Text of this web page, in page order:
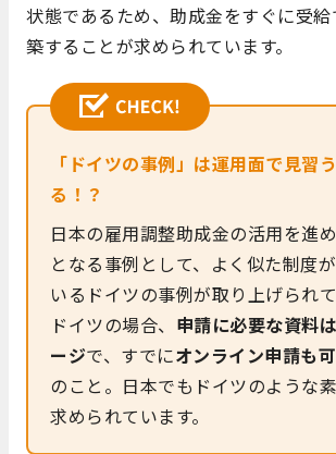
状態であるため、助成金をすぐに受
築することが求められています。
「ドイツの事例」は運用面で見習
る！？
日本の雇用調整助成金の活用を進
となる事例として、よく似た制度
いるドイツの事例が取り上げられて
ドイツの場合、 申請に必要な資料
ージで、すでにオンライン申請も
のこと。日本でもドイツのような
求められています。